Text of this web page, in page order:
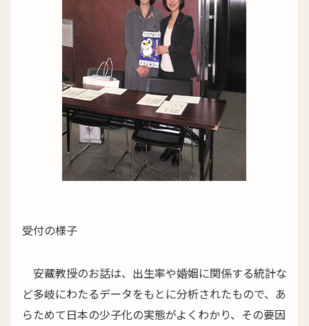
受付の様子
安藏教授のお話は、出生率や婚姻に関係する統計な
ど多岐にわたるデータをもとに分析されたもので、あ
らためて日本の少子化の実態がよくわかり、その要因